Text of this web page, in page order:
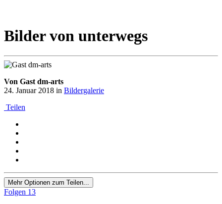
Bilder von unterwegs
Von Gast dm-arts
24. Januar 2018 in Bildergalerie
Teilen
Mehr Optionen zum Teilen...
Folgen 13